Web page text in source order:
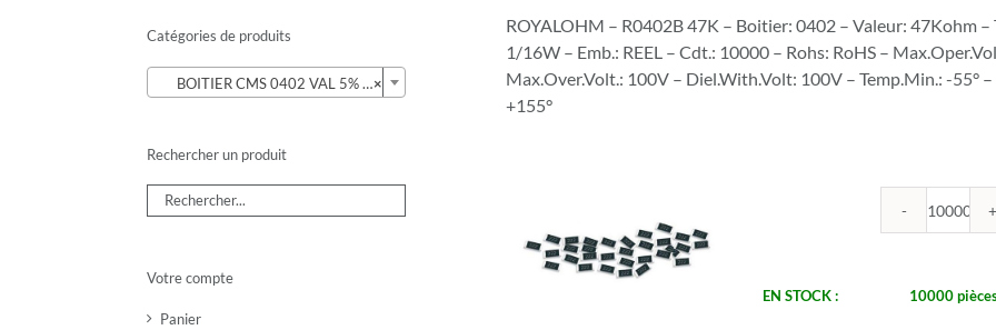
ROYALOHM – R0402B 47K – Boitier: 0402 – Valeur: 47Kohm –
1/16W – Emb.: REEL – Cdt.: 10000 – Rohs: RoHS –
Max.Over.Volt.: 100V – Diel.With.Volt: 100V – Temp.Min.: -55° –
+155°
-
EN STOCK : 10000
Catégories de produits
×
BOITIER CMS 0402 VAL 5% (31)
Rechercher un produit
Votre compte
Panier